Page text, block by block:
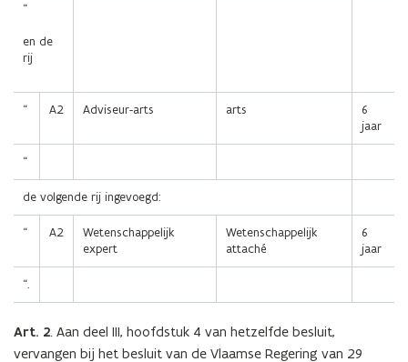
“
en de
rij
“ A2 Adviseur-arts arts
6
jaar
“
de volgende rij ingevoegd:
“ A2
Wetenschappelijk
expert
Wetenschappelijk
attaché
6
jaar
“.
Art. 2. Aan deel III, hoofdstuk 4 van hetzelfde besluit,
vervangen bij het besluit van de Vlaamse Regering van 29